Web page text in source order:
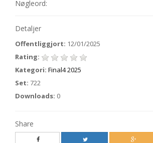
Nøgleord:
Detaljer
Offentliggjort: 12/01/2025
Rating:
Kategori: Final4 2025
Set: 722
Downloads: 0
Share